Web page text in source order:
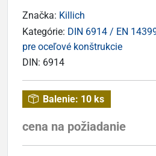
Značka: Killich
Kategórie: DIN 6914 / EN
pre oceľové konštrukcie
DIN: 6914
Balenie: 10 ks
cena na požiadanie